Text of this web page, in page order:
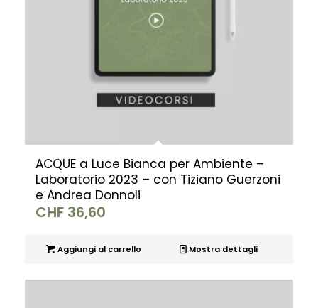
ACQUE a Luce Bianca per Ambiente –
Laboratorio 2023 – con Tiziano Guerzoni
e Andrea Donnoli
CHF36,60
Aggiungi al carrello Mostra dettagli